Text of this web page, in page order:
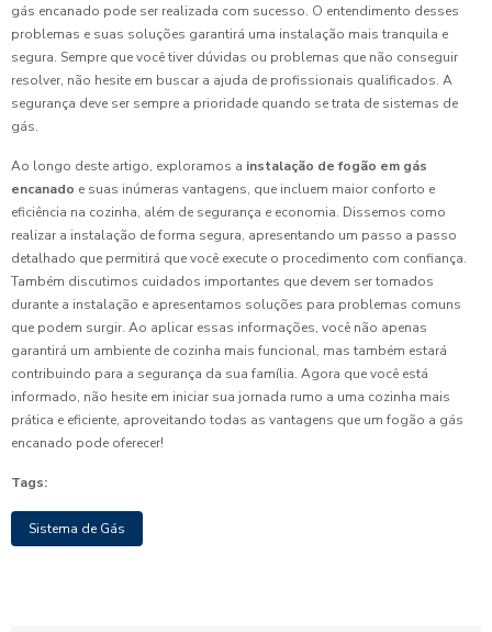
gás encanado pode ser realizada com sucesso. O entendimento desses
problemas e suas soluções garantirá uma instalação mais tranquila e
segura. Sempre que você tiver dúvidas ou problemas que não conseguir
resolver, não hesite em buscar a ajuda de profissionais qualificados. A
segurança deve ser sempre a prioridade quando se trata de sistemas de
gás.
Ao longo deste artigo, exploramos a instalação de fogão em gás
encanado e suas inúmeras vantagens, que incluem maior conforto e
eficiência na cozinha, além de segurança e economia. Dissemos como
realizar a instalação de forma segura, apresentando um passo a passo
detalhado que permitirá que você execute o procedimento com confiança.
Também discutimos cuidados importantes que devem ser tomados
durante a instalação e apresentamos soluções para problemas comuns
que podem surgir. Ao aplicar essas informações, você não apenas
garantirá um ambiente de cozinha mais funcional, mas também estará
contribuindo para a segurança da sua família. Agora que você está
informado, não hesite em iniciar sua jornada rumo a uma cozinha mais
prática e eficiente, aproveitando todas as vantagens que um fogão a gás
encanado pode oferecer!
Tags:
Sistema de Gás